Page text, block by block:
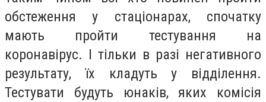
обстеження у стаціонарах, спочатку
мають пройти тестування на
коронавірус. І тільки в разі негативного
результату, їх кладуть у відділення.
Тестувати будуть юнаків, яких комісія